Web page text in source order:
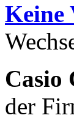
Keine
Casio
der